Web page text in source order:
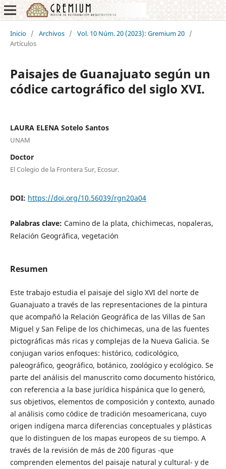
Inicio / Archivos / Vol. 10 Núm. 20 (2023): Gremium 20 /
Artículos
Paisajes de Guanajuato según un
códice cartográfico del siglo XVI.
LAURA ELENA Sotelo Santos
UNAM
Doctor
El Colegio de la Frontera Sur, Ecosur.
DOI: https://doi.org/10.56039/rgn20a04
Palabras clave: Camino de la plata, chichimecas, nopaleras,
Relación Geográfica, vegetación
Resumen
Este trabajo estudia el paisaje del siglo XVI del norte de
Guanajuato a través de las representaciones de la pintura
que acompañó la Relación Geográfica de las Villas de San
Miguel y San Felipe de los chichimecas, una de las fuentes
pictográficas más ricas y complejas de la Nueva Galicia. Se
conjugan varios enfoques: histórico, codicológico,
paleográfico, geográfico, botánico, zoológico y ecológico. Se
parte del análisis del manuscrito como documento histórico,
con referencia a la base jurídica hispánica que lo generó,
sus objetivos, elementos de composición y contexto, aunado
al análisis como códice de tradición mesoamericana, cuyo
origen indígena marca diferencias conceptuales y plásticas
que lo distinguen de los mapas europeos de su tiempo. A
través de la revisión de más de 200 figuras -que
comprenden elementos del paisaje natural y cultural- y de